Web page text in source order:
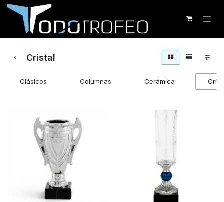
Cristal
Clásicos Columnas Cerámica